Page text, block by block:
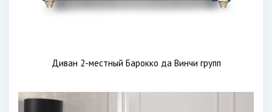
Диван 2-местный Барокко да Винчи групп